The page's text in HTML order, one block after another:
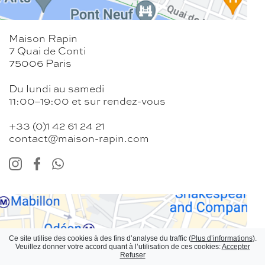
Maison Rapin
7 Quai de Conti
75006 Paris
Du lundi au samedi
11:00–19:00 et sur rendez-vous
+33 (0)1 42 61 24 21
contact@maison-rapin.com
Abonnez-vous à notre newsletter
Mentions légales
Conditions générales d’utilisation et
politiques de confidentialité
Paramètres des données
Ce site utilise des cookies à des fins d’analyse du traffic (Plus d’informations).
Veuillez donner votre accord quant à l’utilisation de ces cookies:Accepter
Refuser